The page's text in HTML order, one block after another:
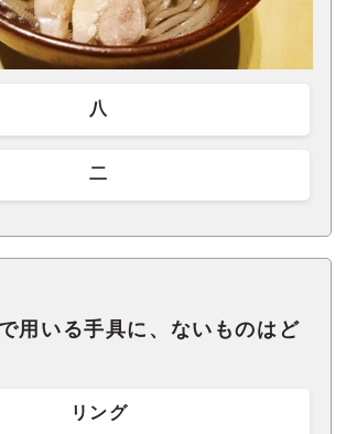
八
二
用いる手具に、ないものはど
リング